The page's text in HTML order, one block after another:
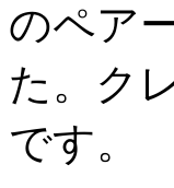
のペア
た。ク
です。